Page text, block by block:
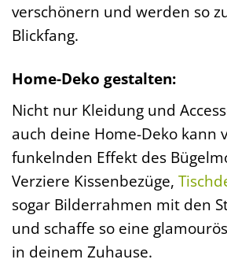
verschönern und werden so
Blickfang.
Home-Deko gestalten:
Nicht nur Kleidung und
auch deine Home-Deko kann
funkelnden Effekt des
Verziere Kissenbezüge,
sogar Bilderrahmen mit den
und schaffe so eine
in deinem Zuhause.